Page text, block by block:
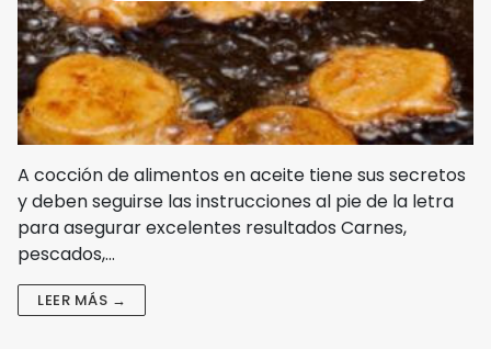
A cocción de alimentos en aceite tiene sus secretos
y deben seguirse las instrucciones al pie de la letra
para asegurar excelentes resultados Carnes,
pescados,…
LEER MÁS →